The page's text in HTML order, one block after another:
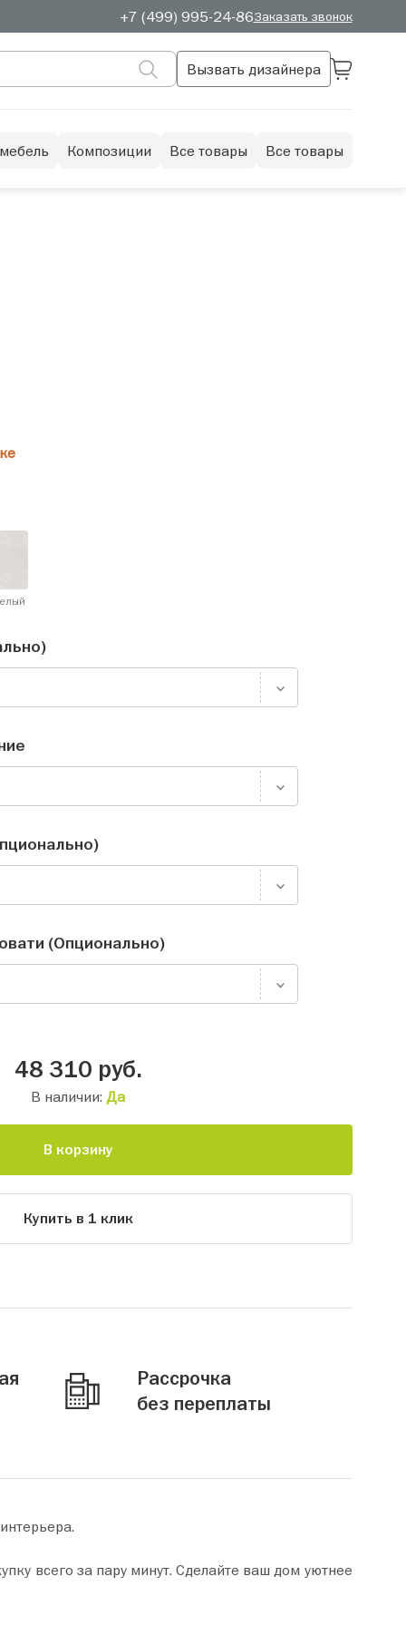
+7 (499) 995-24-86Заказать звонок
Вызвать дизайнера
Композиции Все товары Все товары
(Опционально)
48 310 руб.
В наличии: Да
В корзину
Купить в 1 клик
Рассрочка
без переплаты